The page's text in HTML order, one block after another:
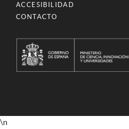
ACCESIBILIDAD
CONTACTO
\n